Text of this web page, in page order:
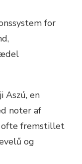
for
Aszú, en
noter af
ofte fremstillet
og